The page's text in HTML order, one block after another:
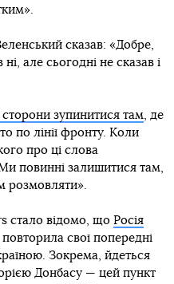
сказав: «Добре,
але сьогодні не сказав і
сторони зупинитися там, де
по лінії фронту. Коли
про ці слова
повинні залишитися там,
розмовляти».
стало відомо, що Росія
свої попередні
Зокрема, йдеться
Донбасу — цей пункт